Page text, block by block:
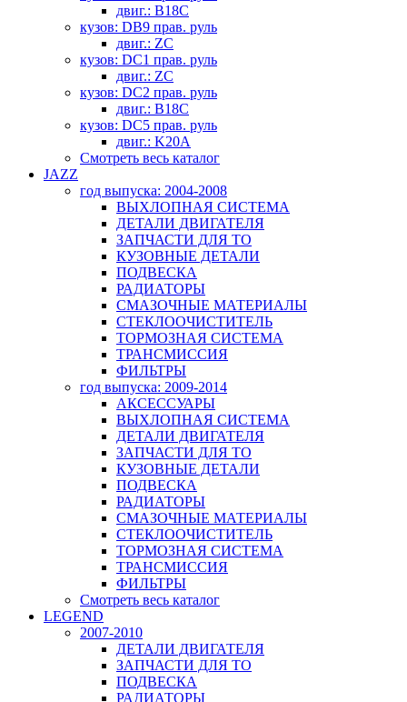
двиг.: B18C
кузов: DB9 прав. руль
двиг.: ZC
кузов: DC1 прав. руль
двиг.: ZC
кузов: DC2 прав. руль
двиг.: B18C
кузов: DC5 прав. руль
двиг.: K20A
Смотреть весь каталог
JAZZ
год выпуска: 2004-2008
ВЫХЛОПНАЯ СИСТЕМА
ДЕТАЛИ ДВИГАТЕЛЯ
ЗАПЧАСТИ ДЛЯ ТО
КУЗОВНЫЕ ДЕТАЛИ
ПОДВЕСКА
РАДИАТОРЫ
СМАЗОЧНЫЕ МАТЕРИАЛЫ
СТЕКЛООЧИСТИТЕЛЬ
ТОРМОЗНАЯ СИСТЕМА
ТРАНСМИССИЯ
ФИЛЬТРЫ
год выпуска: 2009-2014
АКСЕССУАРЫ
ВЫХЛОПНАЯ СИСТЕМА
ДЕТАЛИ ДВИГАТЕЛЯ
ЗАПЧАСТИ ДЛЯ ТО
КУЗОВНЫЕ ДЕТАЛИ
ПОДВЕСКА
РАДИАТОРЫ
СМАЗОЧНЫЕ МАТЕРИАЛЫ
СТЕКЛООЧИСТИТЕЛЬ
ТОРМОЗНАЯ СИСТЕМА
ТРАНСМИССИЯ
ФИЛЬТРЫ
Смотреть весь каталог
LEGEND
2007-2010
ДЕТАЛИ ДВИГАТЕЛЯ
ЗАПЧАСТИ ДЛЯ ТО
ПОДВЕСКА
РАДИАТОРЫ